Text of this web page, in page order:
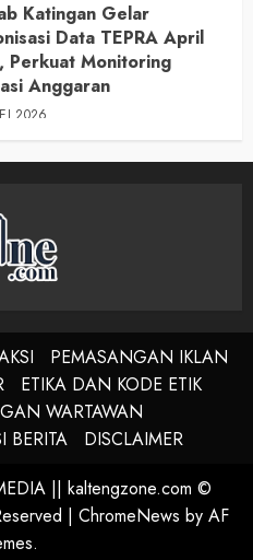
Katingan Gelar
Data TEPRA April
Perkuat Monitoring
Anggaran
2026
PEMASANGAN IKLAN
ETIKA DAN KODE ETIK
WARTAWAN
BERITA
DISCLAIMER
|| kaltengzone.com ©
| ChromeNews by AF